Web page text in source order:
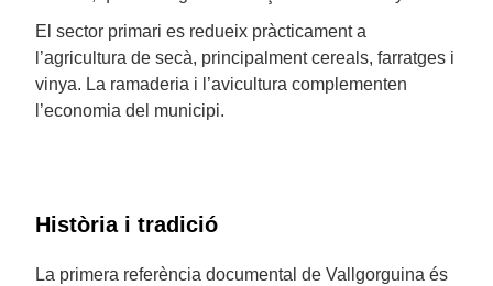
El sector primari es redueix pràcticament a
l’agricultura de secà, principalment cereals, farratges i
vinya. La ramaderia i l’avicultura complementen
l’economia del municipi.
Història i tradició
La primera referència documental de Vallgorguina és